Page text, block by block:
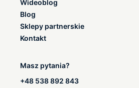
Wideoblog
Blog
Sklepy partnerskie
Kontakt
Masz pytania?
+48 538 892 843